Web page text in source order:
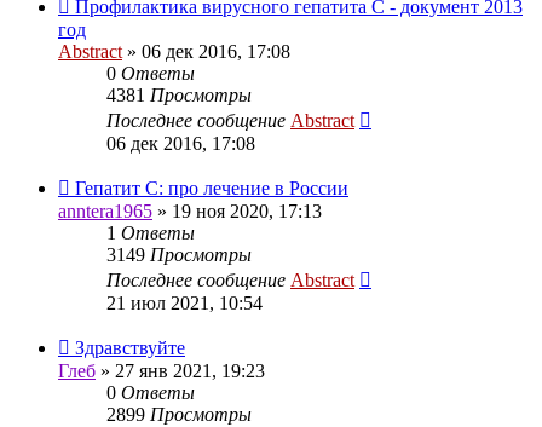
Профилактика вирусного гепатита C - документ 2013
год
Abstract » 06 дек 2016, 17:08
0 Ответы
4381 Просмотры
Последнее сообщение Abstract
06 дек 2016, 17:08
Гепатит С: про лечение в России
anntera1965 » 19 ноя 2020, 17:13
1 Ответы
3149 Просмотры
Последнее сообщение Abstract
21 июл 2021, 10:54
Здравствуйте
Глеб » 27 янв 2021, 19:23
0 Ответы
2899 Просмотры